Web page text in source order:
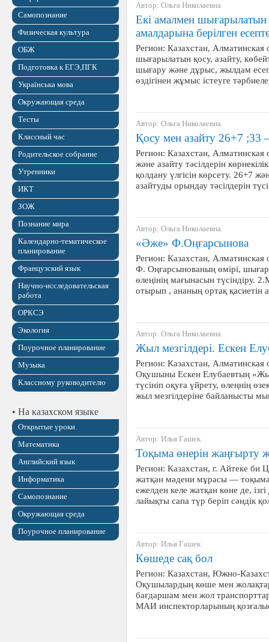
Самопознание
Физическая культура
ОБЖ
Подготовка к ЕГЭ,ПГК
Українська мова
Окружающая среда
Тесты
Классный час
Родительское собрание
Утренники
ИКТ
ЗОЖ
Познание мира
Календарно-тематическое
планирование
Французский язык
Научно-исследовательская
работа
ОРКСЭ
Экология
Поурочное планирование
Музыка
Классному руководителю
• На казахском языке
Открытые уроки
Математика
Английский язык
Информатика
Самопознание
Окружающая среда
Поурочное планирование
Автор: Ольга Николаевна
Екі амалмен шығарылатын
амалдарына берілген
Регион: Казахстан,
шығарылатын қосу, азайту,
шығару және дұрыс, жылдам
өздігінен жұмыс істеуге
Автор: Ольга Николаевна
Қосу мен азайту 26+7 ;33
Регион: Казахстан,
және азайту тәсілдерін
қолдану үлгісін көрсету. 26+7
азайтуды орындау тәсілдерін
Автор: Ольга Николаевна
«Әже» Ф.Оңғарсынова
Регион: Казахстан,
Ф. Оңғарсынованың өмірі,
өлеңінің мағынасын түсіндіру.
отырып , ананың ортақ қасиетін
Автор: Ольга Николаевна
Жыл мезгілдері. Ескен
Регион: Казахстан, Алматинская
Оқушыны Ескен Елубаевтың
түсініп оқуға үйрету, өлеңнің
жыл мезгілдеріне байланысты
Автор: Илья Гашек
Тоқыма өнерін жаңғырту
Регион: Казахстан, г. Айтеке
жатқан мәдени мұрасы —
ежелден келе жатқан көне де,
лайықты сапа түр беріп сәндік
Автор: Илья Гашек
Көшеде сақ бол
Регион: Казахстан, Южно-
Оқушылардың көше мен
бағдаршам мен жол
МАИ инспекторларының